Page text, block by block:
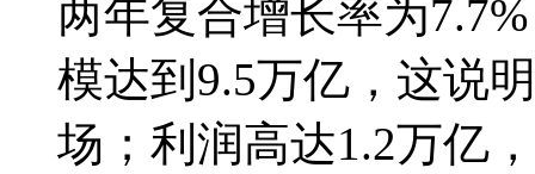
两年复合增长率为
模达到9.5万亿，这说
场；利润高达1.2万亿